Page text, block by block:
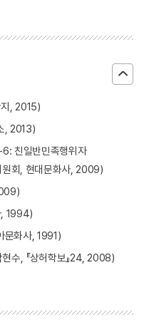
지, 2015)
, 2013)
6: 친일반민족행위자
원회, 현대문화사, 2009)
, 1994)
문화사, 1991)
수, 『상허학보』24, 2008)